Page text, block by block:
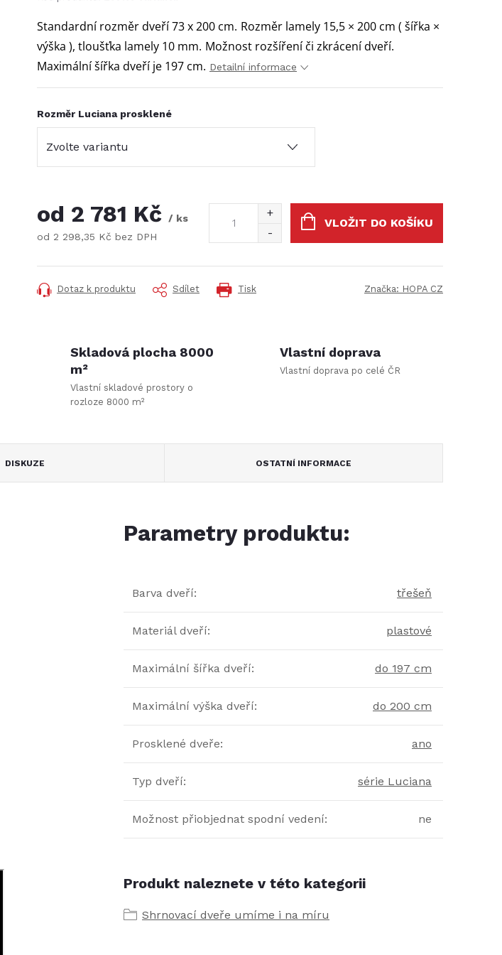
Standardní rozměr dveří 73 x 200 cm. Rozměr lamely 15,5 × 200 cm ( šířka ×
výška ), tloušťka lamely 10 mm. Možnost rozšíření či zkrácení dveří.
Maximální šířka dveří je 197 cm. Detailní informace
Rozměr Luciana prosklené
od 2 781 Kč
/ ks
od 2 298,35 Kč bez DPH
cena:
VLOŽIT DO KOŠÍKU
Tisk
Dotaz k produktu Sdílet Značka: HOPA CZ
Skladová plocha 8000
m²
Vlastní skladové prostory o
rozloze 8000 m²
Vlastní doprava
Vlastní doprava po celé ČR
DISKUZE OSTATNÍ INFORMACE
Parametry produktu:
Barva dveří: třešeň
Materiál dveří: plastové
Maximální šířka dveří: do 197 cm
Maximální výška dveří: do 200 cm
Prosklené dveře: ano
Typ dveří: série Luciana
Možnost přiobjednat spodní vedení: ne
Produkt naleznete v této kategorii
Shrnovací dveře umíme i na míru